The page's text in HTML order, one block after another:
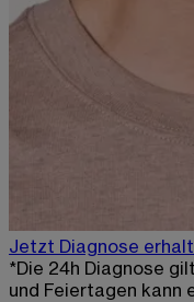
Jetzt Diagnose
*Die 24h Diagnose
und Feiertagen kann